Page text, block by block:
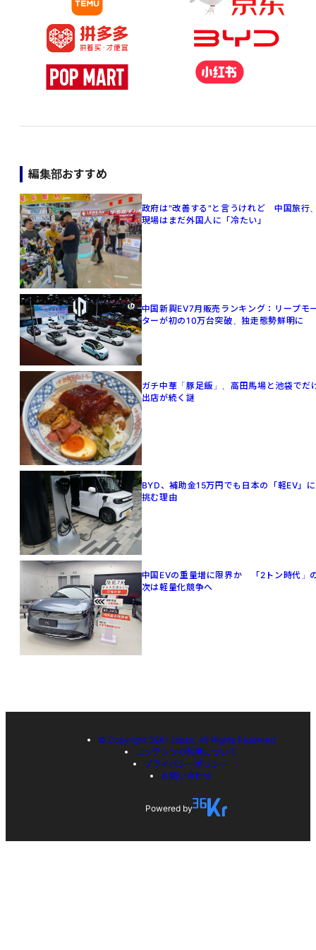
編集部おすすめ
政府は"改善する"と言うけれど 中国旅行
現場はまだ外国人に「冷たい」
中国新興EV7月販売ランキング：リープモ
ターが初の10万台突破、独走態勢鮮明に
ガチ中華「豚足飯」、高田馬場と池袋でだ
出店が続く謎
BYD、補助金15万円でも日本の「軽EV」に
挑む理由
中国EVの重量増に限界か 「2トン時代」
次は軽量化競争へ
© Copyright 36Kr Japan, All Rights Reserved
コンテンツの利用について
プライバシーポリシー
お問い合わせ
Powered by